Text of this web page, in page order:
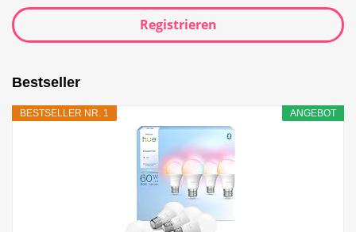
Registrieren
Bestseller
ANGEBOT
BESTSELLER NR. 1